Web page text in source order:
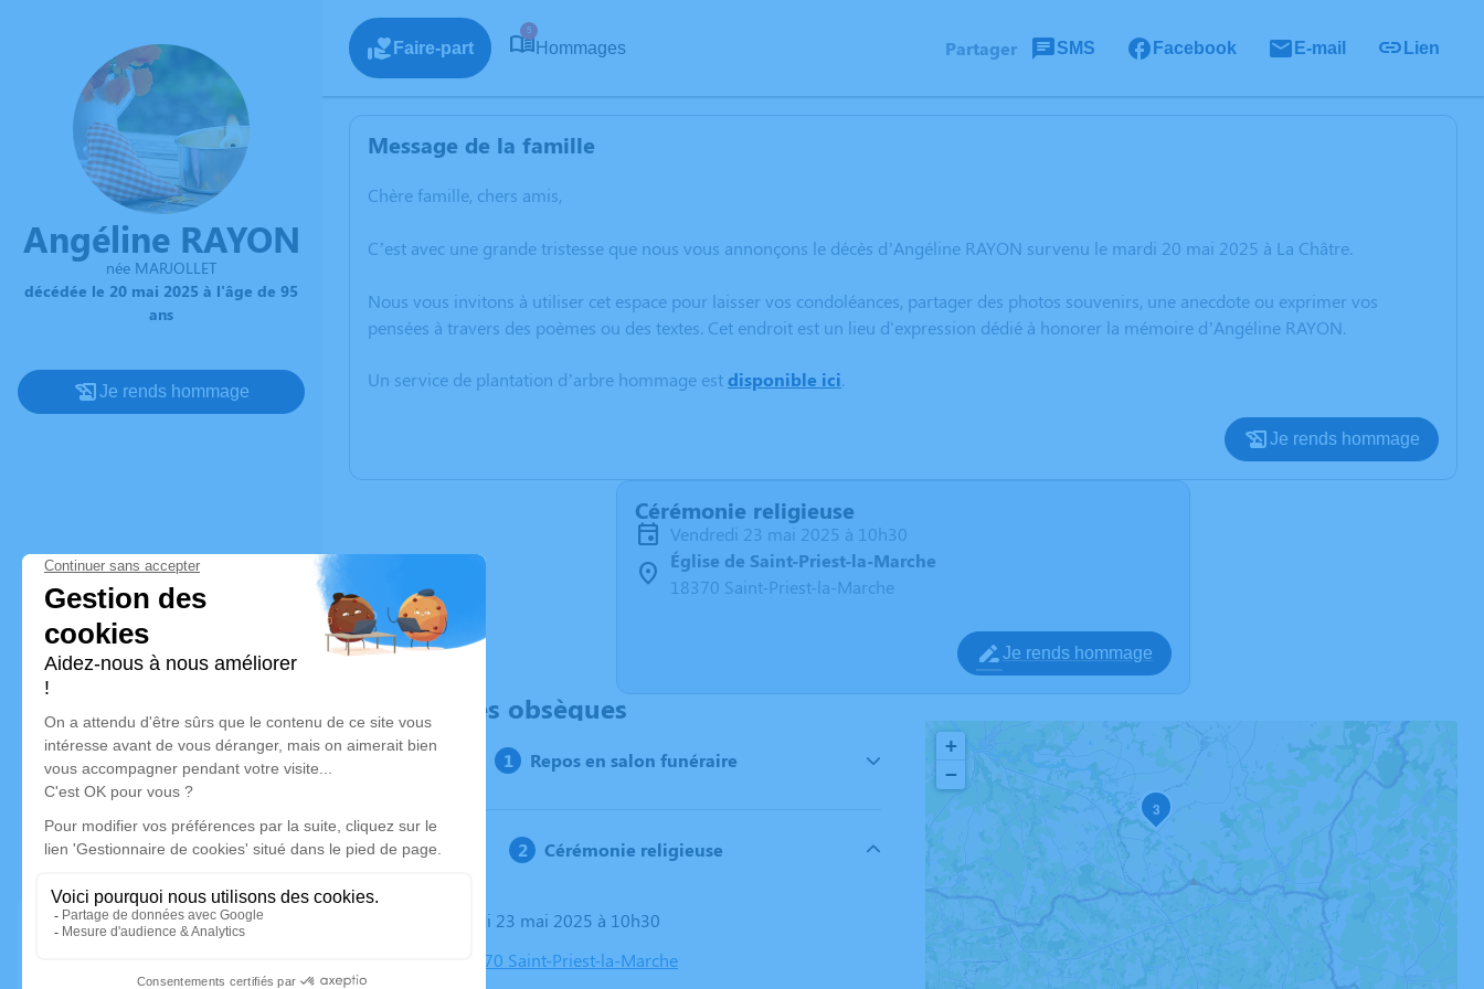
Angéline RAYON
née MARJOLLET
décédée le 20 mai 2025 à l'âge de 95
ans
Je rends hommage
Faire-part
5
Hommages Partager SMS Facebook E-mail Lien
Message de la famille
Chère famille, chers amis,
C’est avec une grande tristesse que nous vous annonçons le décès d’Angéline RAYON survenu le mardi 20 mai 2025 à La Châtre.
Nous vous invitons à utiliser cet espace pour laisser vos condoléances, partager des photos souvenirs, une anecdote ou exprimer vos
pensées à travers des poèmes ou des textes. Cet endroit est un lieu d'expression dédié à honorer la mémoire d’Angéline RAYON.
Un service de plantation d’arbre hommage estdisponible ici.
Je rends hommage
Cérémonie religieuse
vendredi 23 mai 2025 à 10h30
Église de Saint-Priest-la-Marche
18370 Saint-Priest-la-Marche
Je rends hommage
Déroulé des obsèques
Repos en salon funéraire
Cérémonie religieuse
Le vendredi 23 mai 2025 à 10h30
Église, 18370 Saint-Priest-la-Marche
2
3
+
−